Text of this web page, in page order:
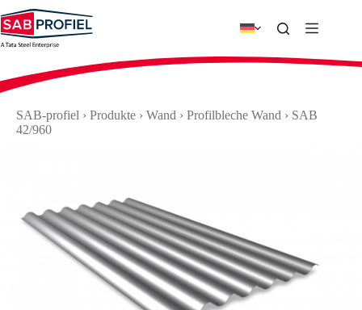
Inhalt
springen
SAB-profiel › Produkte › Wand › Profilbleche Wand › SAB
42/960